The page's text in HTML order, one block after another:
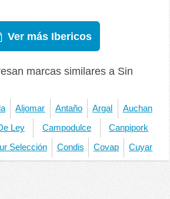
Ver más Ibericos
marcas similares a Sin
Aljomar Antaño Argal Auchan
Ley Campodulce Canpipork
Selección Condis Covap Cuyar